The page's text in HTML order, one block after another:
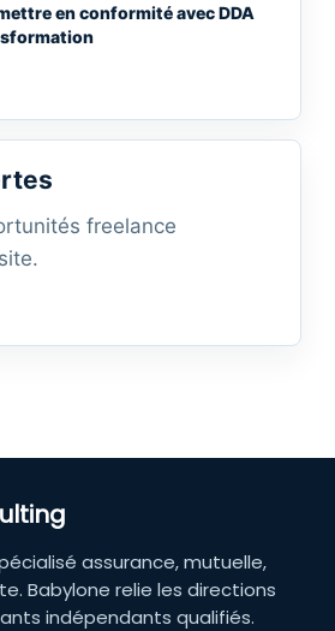
en conformité avec DDA
freelance
assurance, mutuelle,
Babylone relie les directions
indépendants qualifiés.